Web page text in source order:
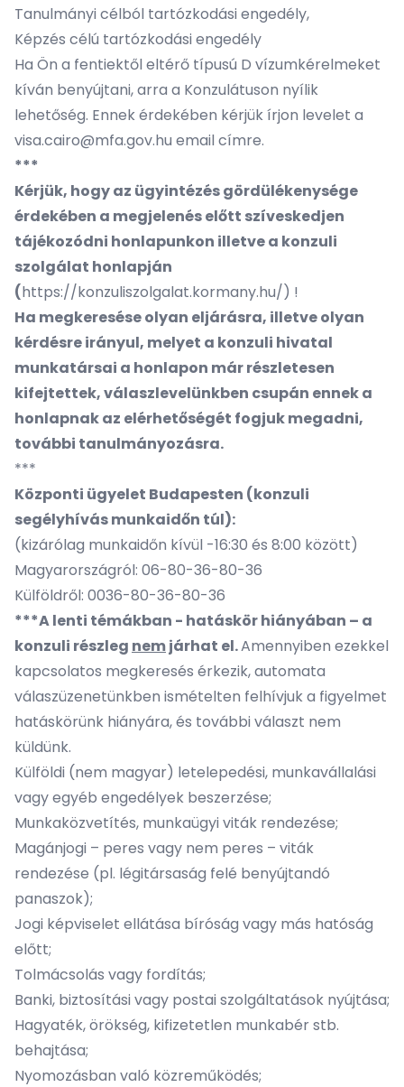
Tanulmányi célból tartózkodási engedély,
Képzés célú tartózkodási engedély
Ha Ön a fentiektől eltérő típusú D vízumkérelmeket
kíván benyújtani, arra a Konzulátuson nyílik
lehetőség. Ennek érdekében kérjük írjon levelet a
visa.cairo@mfa.gov.hu email címre.
***
Kérjük, hogy az ügyintézés gördülékenysége
érdekében a megjelenés előtt szíveskedjen
tájékozódni honlapunkon illetve a konzuli
szolgálat honlapján
(https://konzuliszolgalat.kormany.hu/) !
Ha megkeresése olyan eljárásra, illetve olyan
kérdésre irányul, melyet a konzuli hivatal
munkatársai a honlapon már részletesen
kifejtettek, válaszlevelünkben csupán ennek a
honlapnak az elérhetőségét fogjuk megadni,
további tanulmányozásra.
***
Központi ügyelet Budapesten (konzuli
segélyhívás munkaidőn túl):
(kizárólag munkaidőn kívül -16:30 és 8:00 között)
Magyarországról: 06-80-36-80-36
Külföldről: 0036-80-36-80-36
***A lenti témákban - hatáskör hiányában – a
konzuli részleg nemjárhat el.Amennyiben ezekkel
kapcsolatos megkeresés érkezik, automata
válaszüzenetünkben ismételten felhívjuk a figyelmet
hatáskörünk hiányára, és további választ nem
küldünk.
Külföldi (nem magyar) letelepedési, munkavállalási
vagy egyéb engedélyek beszerzése;
Munkaközvetítés, munkaügyi viták rendezése;
Magánjogi – peres vagy nem peres – viták
rendezése (pl. légitársaság felé benyújtandó
panaszok);
Jogi képviselet ellátása bíróság vagy más hatóság
előtt;
Tolmácsolás vagy fordítás;
Banki, biztosítási vagy postai szolgáltatások nyújtása;
Hagyaték, örökség, kifizetetlen munkabér stb.
behajtása;
Nyomozásban való közreműködés;